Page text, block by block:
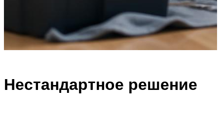
Нестандартное решение